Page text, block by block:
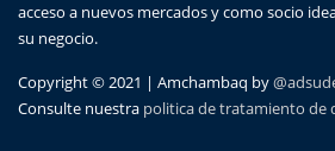
acceso a nuevos mercados y como socio
su negocio.
Copyright © 2021 | Amchambaq by
Consulte nuestra politica de tratamiento de